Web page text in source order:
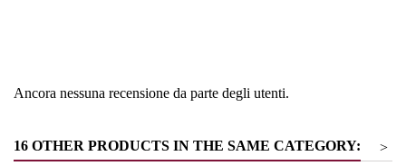
Ancora nessuna recensione da parte degli utenti.
16 OTHER PRODUCTS IN THE SAME CATEGORY:
>